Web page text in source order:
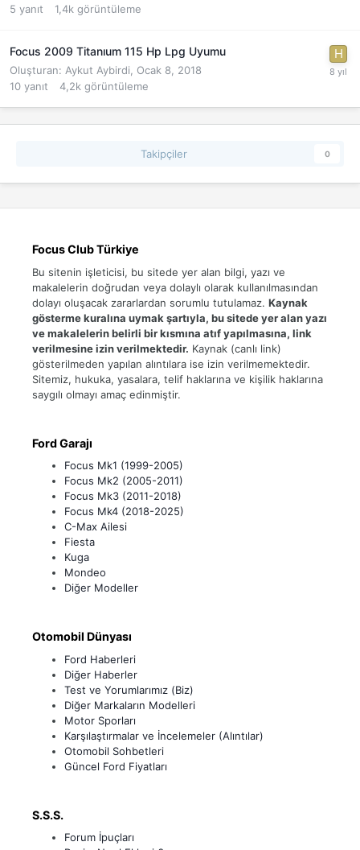
5 yanıt 1,4k görüntüleme
Focus 2009 Titanıum 115 Hp Lpg Uyumu
Oluşturan: Aykut Aybirdi
Ocak 8, 2018
10 yanıt 4,2k görüntüleme
Takipçiler 0
Focus Club Türkiye
Bu sitenin işleticisi, bu sitede yer alan bilgi, yazı ve
makalelerin doğrudan veya dolaylı olarak kullanılmasından
dolayı oluşacak zararlardan sorumlu tutulamaz. Kaynak
gösterme kuralına uymak şartıyla, bu sitede yer alan yazı
ve makalelerin belirli bir kısmına atıf yapılmasına, link
verilmesine izin verilmektedir. Kaynak (canlı link)
gösterilmeden yapılan alıntılara ise izin verilmemektedir.
Sitemiz, hukuka, yasalara, telif haklarına ve kişilik haklarına
saygılı olmayı amaç edinmiştir.
Ford Garajı
Focus Mk1 (1999-2005)
Focus Mk2 (2005-2011)
Focus Mk3 (2011-2018)
Focus Mk4 (2018-2025)
C-Max Ailesi
Fiesta
Kuga
Mondeo
Diğer Modeller
Otomobil Dünyası
Ford Haberleri
Diğer Haberler
Test ve Yorumlarımız (Biz)
Diğer Markaların Modelleri
Motor Sporları
Karşılaştırmalar ve İncelemeler (Alıntılar)
Otomobil Sohbetleri
Güncel Ford Fiyatları
S.S.S.
Forum İpuçları